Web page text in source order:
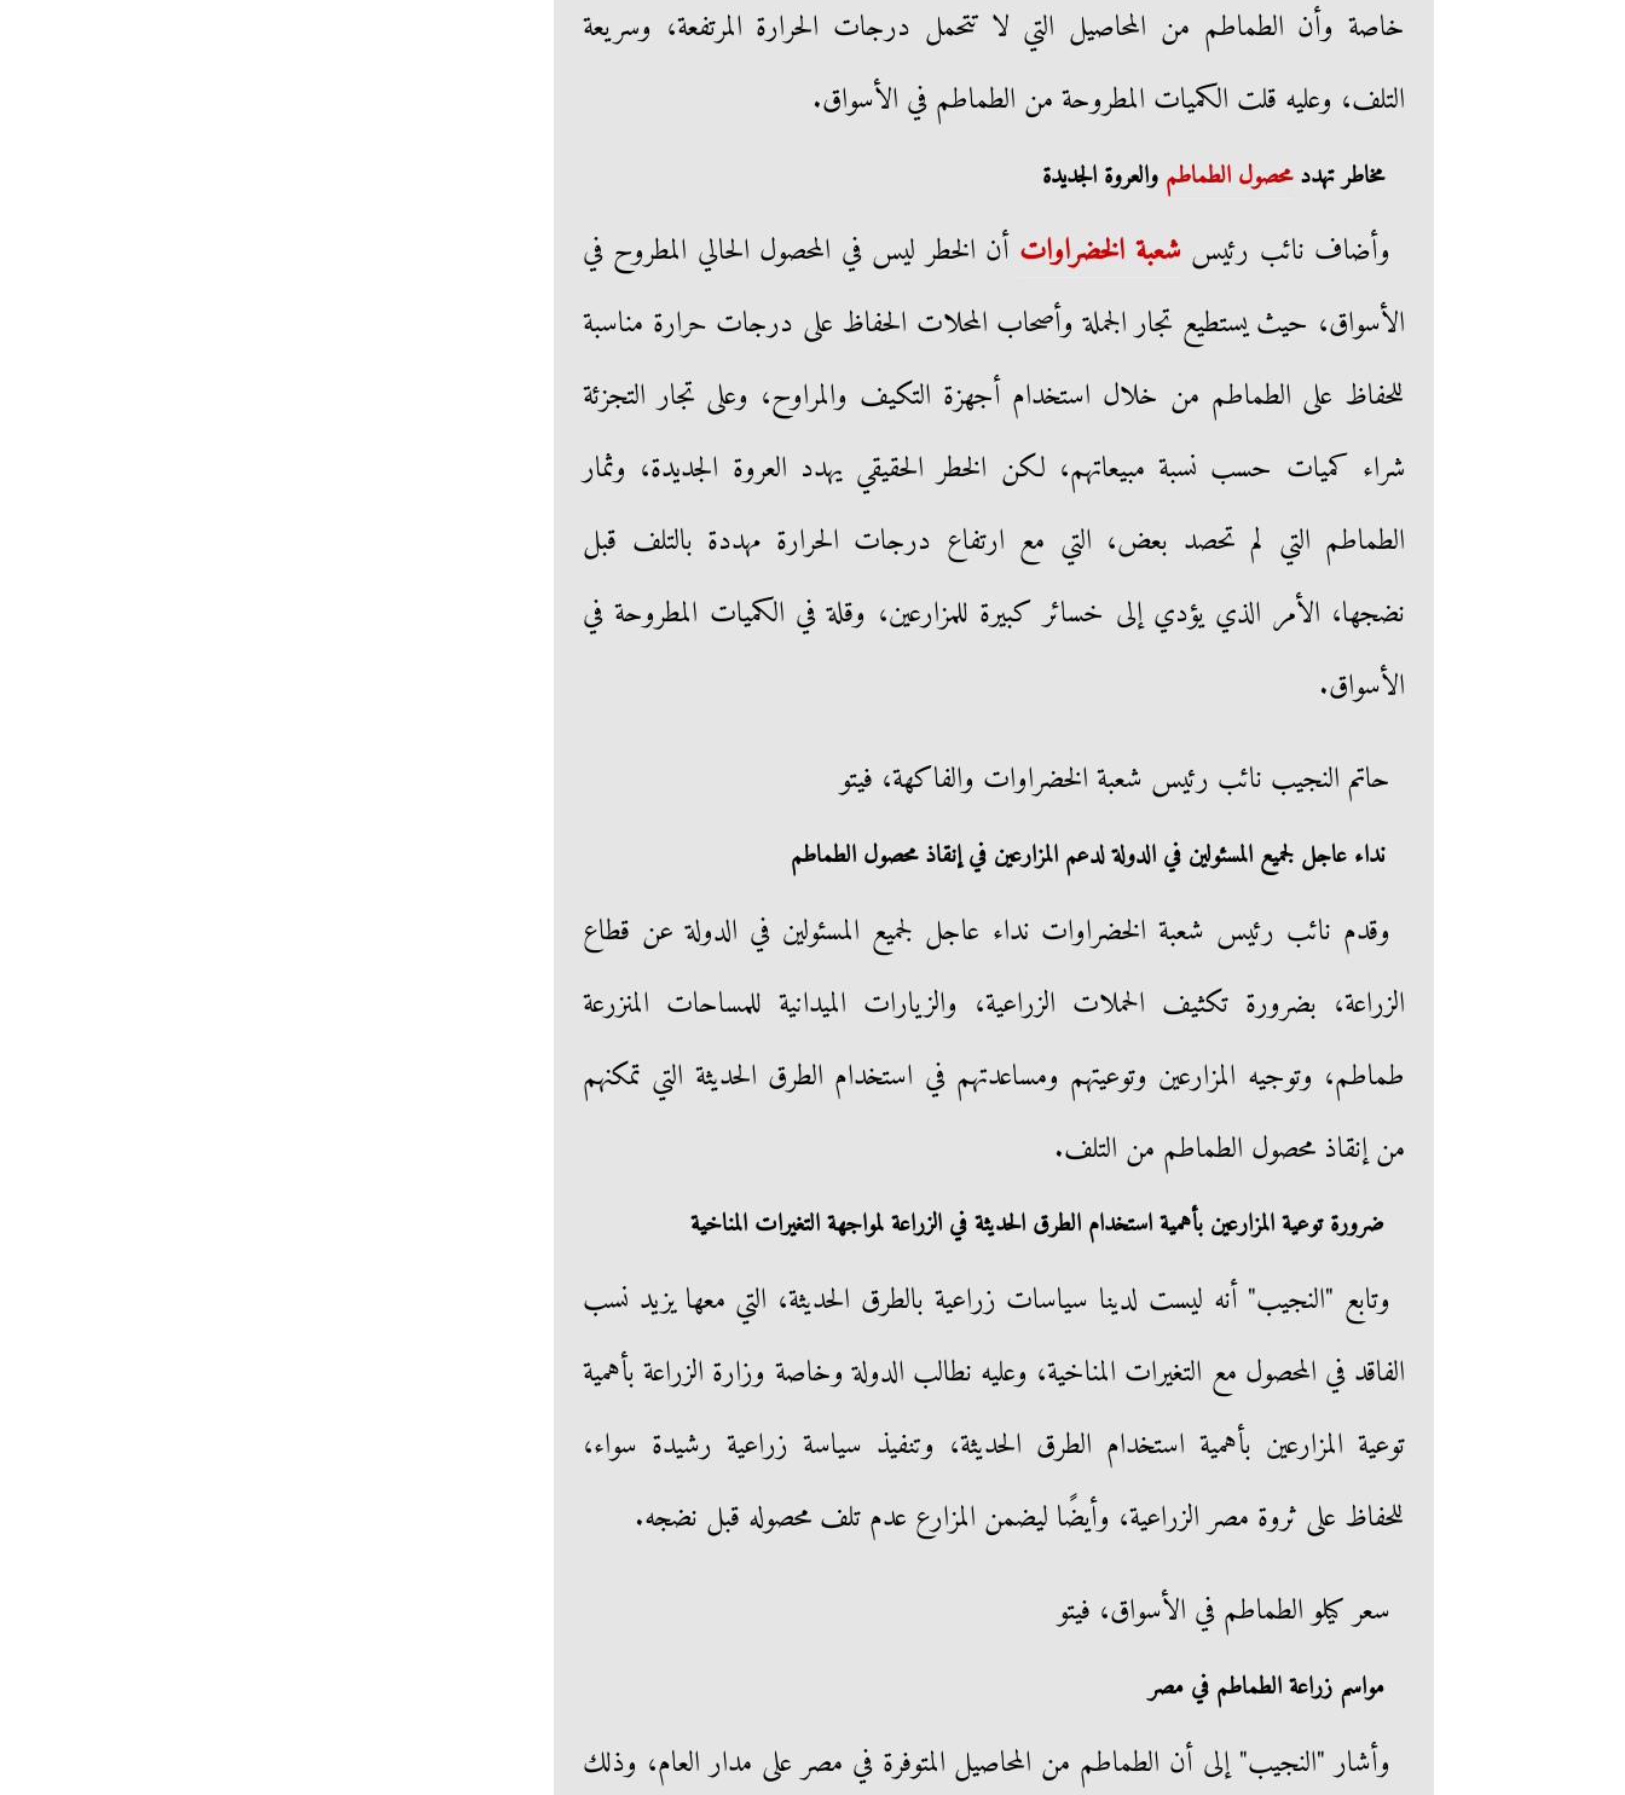
خاصة وأن الطماطم من المحاصيل التي لا تتحمل درجات الحرارة المرتفعة، وسريعة
التلف، وعليه قلت الكميات المطروحة من الطماطم في الأسواق.
مخاطر تهددمحصول الطماطموالعروة الجديدة
وأضاف نائب رئيسشعبة الخضراوات أن الخطر ليس في المحصول الحالي المطروح في
الأسواق، حيث يستطيع تجار الجملة وأصحاب المحلات الحفاظ على درجات حرارة مناسبة
للحفاظ على الطماطم من خلال استخدام أجهزة التكيف والمراوح، وعلى تجار التجزئة
شراء كميات حسب نسبة مبيعاتهم، لكن الخطر الحقيقي يهدد العروة الجديدة، وثمار
الطماطم التي لم تحصد بعض، التي مع ارتفاع درجات الحرارة مهددة بالتلف قبل
نضجها، الأمر الذي يؤدي إلى خسائر كبيرة للمزارعين، وقلة في الكميات المطروحة في
الأسواق.
حاتم النجيب نائب رئيس شعبة الخضراوات والفاكهة، فيتو
نداء عاجل لجميع المسئولين في الدولة لدعم المزارعين في إنقاذ محصول الطماطم
وقدم نائب رئيس شعبة الخضراوات نداء عاجل لجميع المسئولين في الدولة عن قطاع
الزراعة، بضرورة تكثيف الحملات الزراعية، والزيارات الميدانية للمساحات المنزرعة
طماطم، وتوجيه المزارعين وتوعيتهم ومساعدتهم في استخدام الطرق الحديثة التي تمكنهم
من إنقاذ محصول الطماطم من التلف.
ضرورة توعية المزارعين بأهمية استخدام الطرق الحديثة في الزراعة لمواجهة التغيرات المناخية
وتابع "النجيب" أنه ليست لدينا سياسات زراعية بالطرق الحديثة، التي معها يزيد نسب
الفاقد في المحصول مع التغيرات المناخية، وعليه نطالب الدولة وخاصة وزارة الزراعة بأهمية
توعية المزارعين بأهمية استخدام الطرق الحديثة، وتنفيذ سياسة زراعية رشيدة سواء،
للحفاظ على ثروة مصر الزراعية، وأيضًا ليضمن المزارع عدم تلف محصوله قبل نضجه.
سعر كيلو الطماطم في الأسواق، فيتو
مواسم زراعة الطماطم في مصر
وأشار "النجيب" إلى أن الطماطم من المحاصيل المتوفرة في مصر على مدار العام، وذلك